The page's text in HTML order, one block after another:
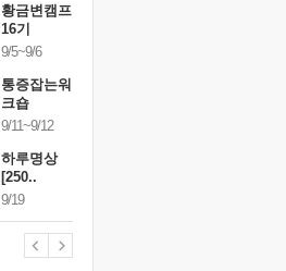
황금변캠프
16기
9/5~9/6
통증잡는워
크숍
9/11~9/12
하루명상
[250..
9/19